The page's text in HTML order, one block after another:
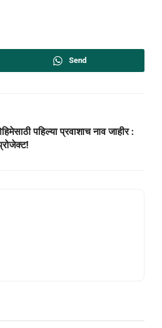
Send
पहिल्या प्रवाशाच नाव जाहीर :